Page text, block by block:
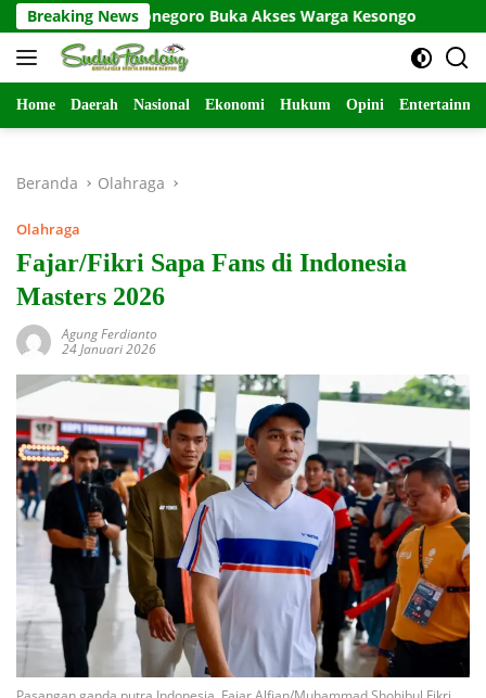
Langsung
ke
konten
Breaking News
Bojonegoro Buka Akses Warga Kesongo Wabup
Home Daerah Nasional Ekonomi Hukum Opini
Beranda Olahraga
Olahraga
Fajar/Fikri Sapa Fans di Indonesia
Masters 2026
Agung Ferdianto
24 Januari 2026